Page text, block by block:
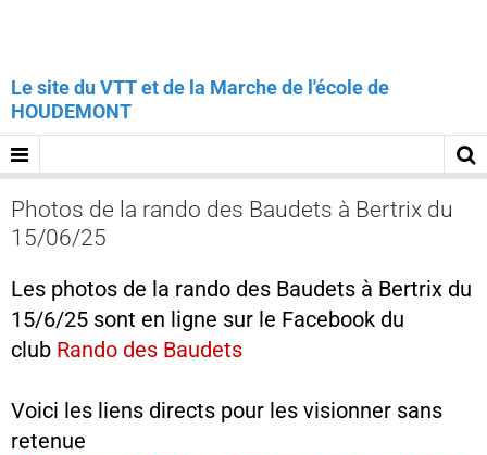
Le site du VTT et de la Marche de l'école de
HOUDEMONT
Photos de la rando des Baudets à Bertrix du
15/06/25
Les photos de la rando des Baudets à Bertrix du
15/6/25 sont en ligne sur le Facebook du
club Rando des Baudets
Voici les liens directs pour les visionner sans
retenue